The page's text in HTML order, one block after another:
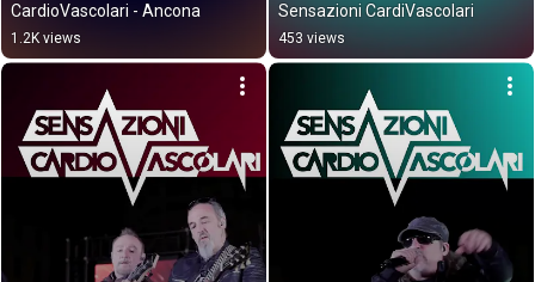
CardioVascolari - Ancona
1.2K views
Sensazioni CardiVascolari
453 views